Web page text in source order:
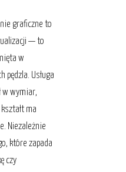
graficzne to
— to
w
pędzla. Usługa
w wymiar,
ma
Niezależnie
które zapada
czy